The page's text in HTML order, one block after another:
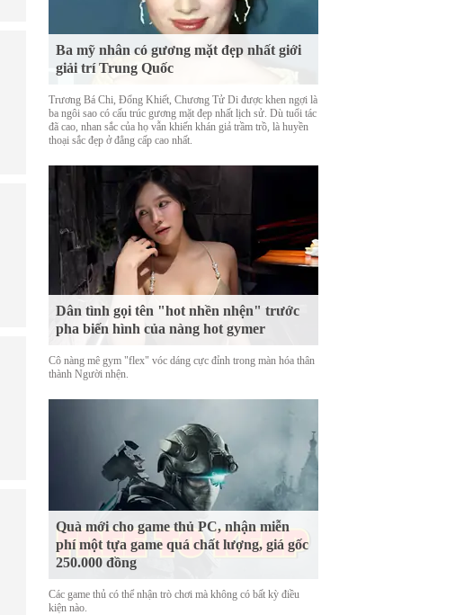
Ba mỹ nhân có gương mặt đẹp nhất giới
giải trí Trung Quốc
Trương Bá Chi, Đổng Khiết, Chương Tử Di được khen ngợi là
ba ngôi sao có cấu trúc gương mặt đẹp nhất lịch sử. Dù tuổi tác
đã cao, nhan sắc của họ vẫn khiến khán giả trầm trồ, là huyền
thoại sắc đẹp ở đẳng cấp cao nhất.
Dân tình gọi tên "hot nhền nhện" trước
pha biến hình của nàng hot gymer
Cô nàng mê gym "flex" vóc dáng cực đỉnh trong màn hóa thân
thành Người nhện.
Quà mới cho game thủ PC, nhận miễn
phí một tựa game quá chất lượng, giá gốc
250.000 đồng
Các game thủ có thể nhận trò chơi mà không có bất kỳ điều
kiện nào.